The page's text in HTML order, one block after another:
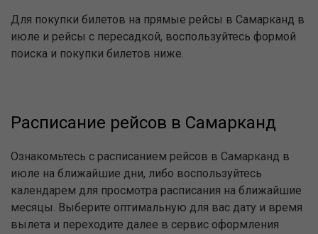
Для покупки билетов на прямые рейсы в Самарканд в
июле и рейсы с пересадкой, воспользуйтесь формой
поиска и покупки билетов ниже.
Расписание рейсов в Самарканд
Ознакомьтесь с расписанием рейсов в Самарканд в
июле на ближайшие дни, либо воспользуйтесь
календарем для просмотра расписания на ближайшие
месяцы. Выберите оптимальную для вас дату и время
вылета и переходите далее в сервис оформления